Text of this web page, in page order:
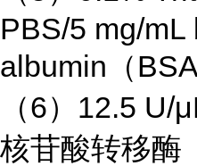
PBS/5 mg/mL
albumin（
（6）12.5 U/
核苷酸转移酶